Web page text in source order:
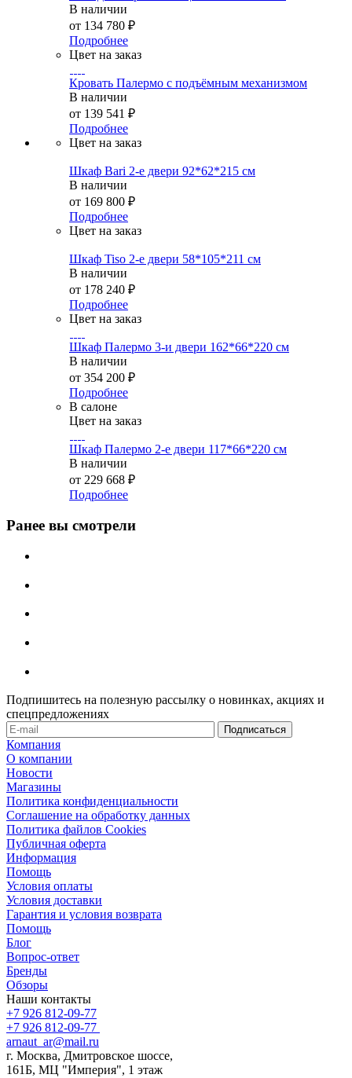
В наличии
от 134 780 ₽
Подробнее
Цвет на заказ
Кровать Палермо с подъёмным механизмом
В наличии
от 139 541 ₽
Подробнее
Цвет на заказ
Шкаф Bari 2-е двери 92*62*215 см
В наличии
от 169 800 ₽
Подробнее
Цвет на заказ
Шкаф Tiso 2-е двери 58*105*211 см
В наличии
от 178 240 ₽
Подробнее
Цвет на заказ
Шкаф Палермо 3-и двери 162*66*220 см
В наличии
от 354 200 ₽
Подробнее
В салоне
Цвет на заказ
Шкаф Палермо 2-е двери 117*66*220 см
В наличии
от 229 668 ₽
Подробнее
Ранее вы смотрели
Подпишитесь на полезную рассылку о новинках, акциях и
спецпредложениях
Компания
О компании
Новости
Магазины
Политика конфиденциальности
Соглашение на обработку данных
Политика файлов Cookies
Публичная оферта
Информация
Помощь
Условия оплаты
Условия доставки
Гарантия и условия возврата
Помощь
Блог
Вопрос-ответ
Бренды
Обзоры
Наши контакты
+7 926 812-09-77
+7 926 812-09-77
arnaut_ar@mail.ru
г. Москва, Дмитровское шоссе,
161Б, МЦ "Империя", 1 этаж